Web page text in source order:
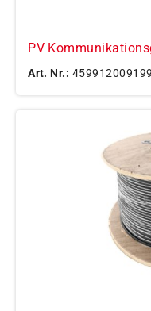
PV
Art. Nr.: